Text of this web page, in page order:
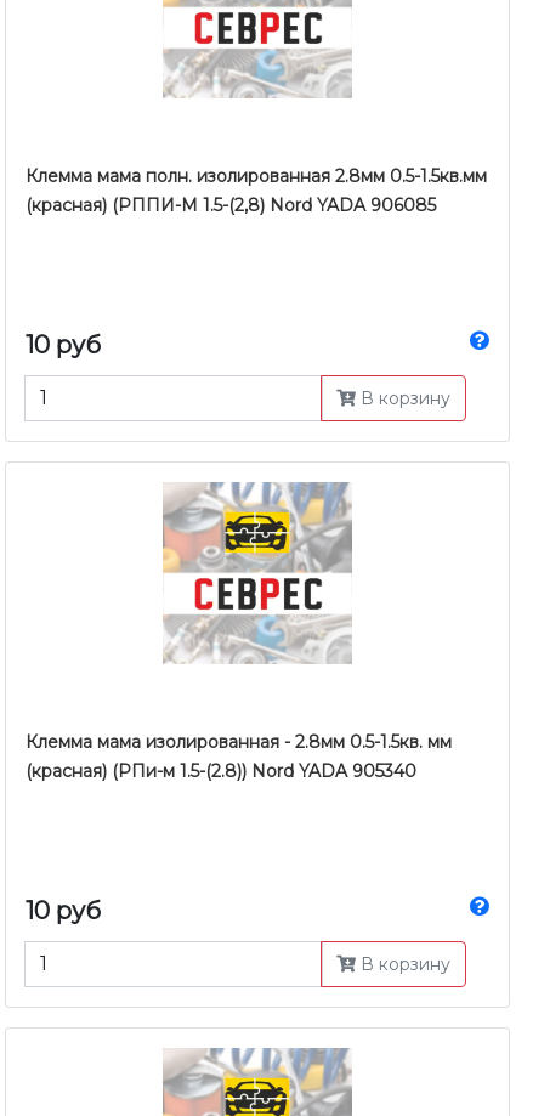
Клемма мама полн. изолированная 2.8мм 0.5-1.5кв.мм
(красная) (РППИ-М 1.5-(2,8) Nord YADA 906085
10 руб
В корзину
Клемма мама изолированная - 2.8мм 0.5-1.5кв. мм
(красная) (РПи-м 1.5-(2.8)) Nord YADA 905340
10 руб
В корзину